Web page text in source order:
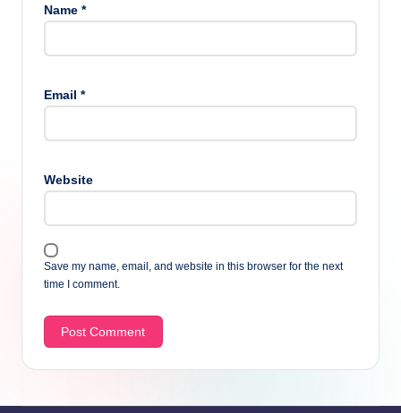
Name *
Email *
Website
Save my name, email, and website in this browser for the next
time I comment.